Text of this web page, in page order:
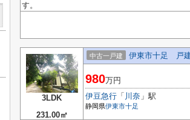
す。
3LDK
231.00㎡
中古一戸建 伊東市十足 戸
980万円
伊豆急行 「 川奈 」駅
静岡県伊東市十足